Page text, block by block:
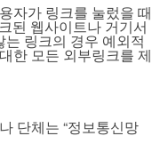
자가 링크를 눌렀을 때
된 웹사이트나 거기서
링크의 경우 예외적
한 모든 외부링크를 제
단체는 “정보통신망